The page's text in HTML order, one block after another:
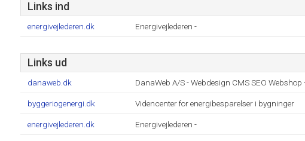
Links ind
energivejlederen.dk Energivejlederen -
Links ud
danaweb.dk DanaWeb A/S - Webdesign CMS SEO
byggeriogenergi.dk Videncenter for energibesparelser i bygninger
energivejlederen.dk Energivejlederen -